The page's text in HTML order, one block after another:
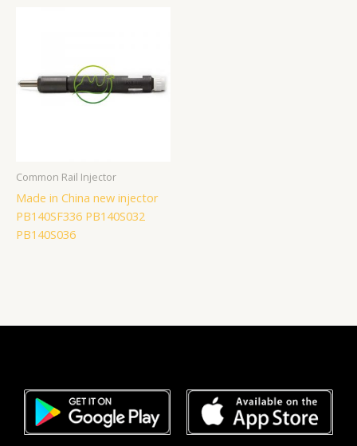
Common Rail Injector
Made in China new injector
PB140SF336 PB140S032
PB140S036